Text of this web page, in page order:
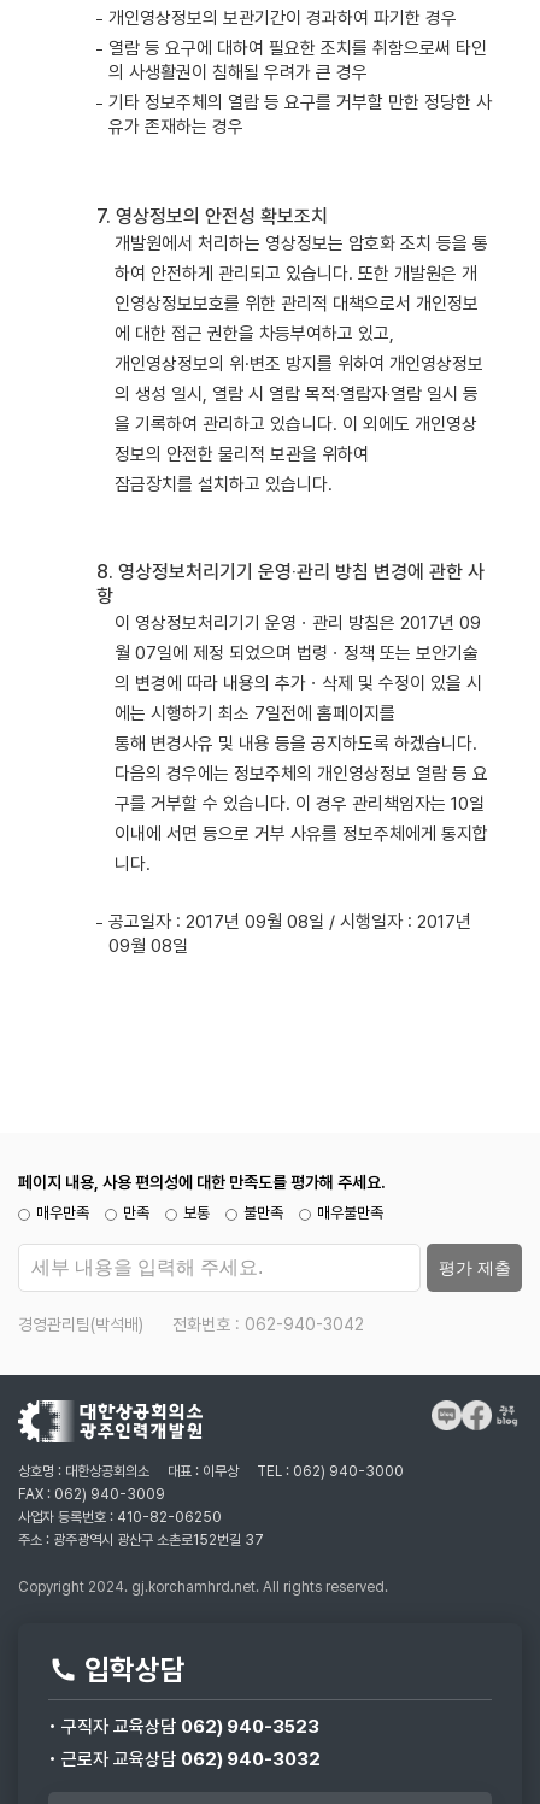
개인영상정보의 보관기간이 경과하여 파기한 경우
열람 등 요구에 대하여 필요한 조치를 취함으로써 타인
의 사생활권이 침해될 우려가 큰 경우
기타 정보주체의 열람 등 요구를 거부할 만한 정당한 사
유가 존재하는 경우
7. 영상정보의 안전성 확보조치
개발원에서 처리하는 영상정보는 암호화 조치 등을 통
하여 안전하게 관리되고 있습니다. 또한 개발원은 개
인영상정보보호를 위한 관리적 대책으로서 개인정보
에 대한 접근 권한을 차등부여하고 있고,
개인영상정보의 위·변조 방지를 위하여 개인영상정보
의 생성 일시, 열람 시 열람 목적‧열람자‧열람 일시 등
을 기록하여 관리하고 있습니다. 이 외에도 개인영상
정보의 안전한 물리적 보관을 위하여
잠금장치를 설치하고 있습니다.
8. 영상정보처리기기 운영‧관리 방침 변경에 관한 사
항
이 영상정보처리기기 운영ㆍ관리 방침은 2017년 09
월 07일에 제정 되었으며 법령ㆍ정책 또는 보안기술
의 변경에 따라 내용의 추가ㆍ삭제 및 수정이 있을 시
에는 시행하기 최소 7일전에 홈페이지를
통해 변경사유 및 내용 등을 공지하도록 하겠습니다.
다음의 경우에는 정보주체의 개인영상정보 열람 등 요
구를 거부할 수 있습니다. 이 경우 관리책임자는 10일
이내에 서면 등으로 거부 사유를 정보주체에게 통지합
니다.
공고일자 : 2017년 09월 08일 / 시행일자 : 2017년
09월 08일
페이지 내용, 사용 편의성에 대한 만족도를 평가해 주세요.
매우만족 만족 보통 불만족 매우불만족
평가 제출
경영관리팀(박석배) 전화번호 : 062-940-3042
상호명 : 대한상공회의소 대표 : 이무상
TEL : 062) 940-3000
FAX : 062) 940-3009
사업자 등록번호 : 410-82-06250
주소 : 광주광역시 광산구 소촌로152번길 37
Copyright 2024. gj.korchamhrd.net. All rights reserved.
입학상담
• 구직자 교육상담 062) 940-3523
• 근로자 교육상담 062) 940-3032